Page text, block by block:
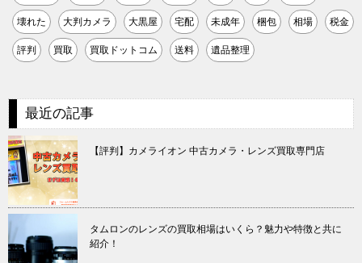
壊れた 大判カメラ 大黒屋 宅配 未成年 梱包 相場 税金
評判 買取 買取ドットコム 送料 遺品整理
最近の記事
【評判】カメライオン 中古カメラ・レンズ買取専門店
タムロンのレンズの買取相場はいくら？魅力や特徴と共に
紹介！